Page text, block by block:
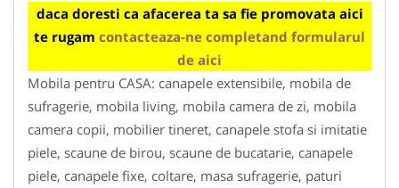
daca doresti ca afacerea ta sa fie promovata aici
te rugam contacteaza-ne completand formularul
de aici
Mobila pentru CASA: canapele extensibile, mobila de
sufragerie, mobila living, mobila camera de zi, mobila
camera copii, mobilier tineret, canapele stofa si imitatie
piele, scaune de birou, scaune de bucatarie, canapele
piele, canapele fixe, coltare, masa sufragerie, paturi